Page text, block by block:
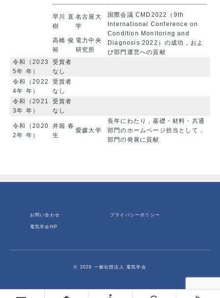
早川 直
樹
名古屋大
学
国際会議 CMD2022（9th
International Conference on
Condition Monitoring and
Diagnosis 2022）の成功，およ
び部門運営への貢献
高橋 俊
裕
電力中央
研究所
令和
5年
（2023
年）
受賞者
なし
令和
4年
（2022
年）
受賞者
なし
令和
3年
（2021
年）
受賞者
なし
令和
2年
（2020
年）
井堀 春
生
愛媛大学
長年にわたり，基礎・材料・共通
部門のホームページ担当として，
部門の発展に貢献
お問い合わせ プライバシーポリシー
電気学会HP
© 2026 一般社団法人 電気学会